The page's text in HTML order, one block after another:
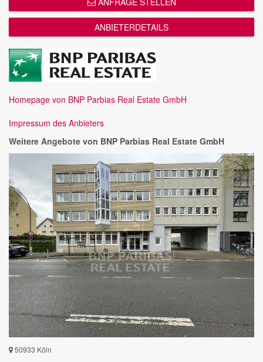
ANBIETERDETAILS
Homepage von BNP Parbias Real Estate GmbH
Impressum des Anbieters
Weitere Angebote von BNP Parbias Real Estate GmbH
50933 Köln